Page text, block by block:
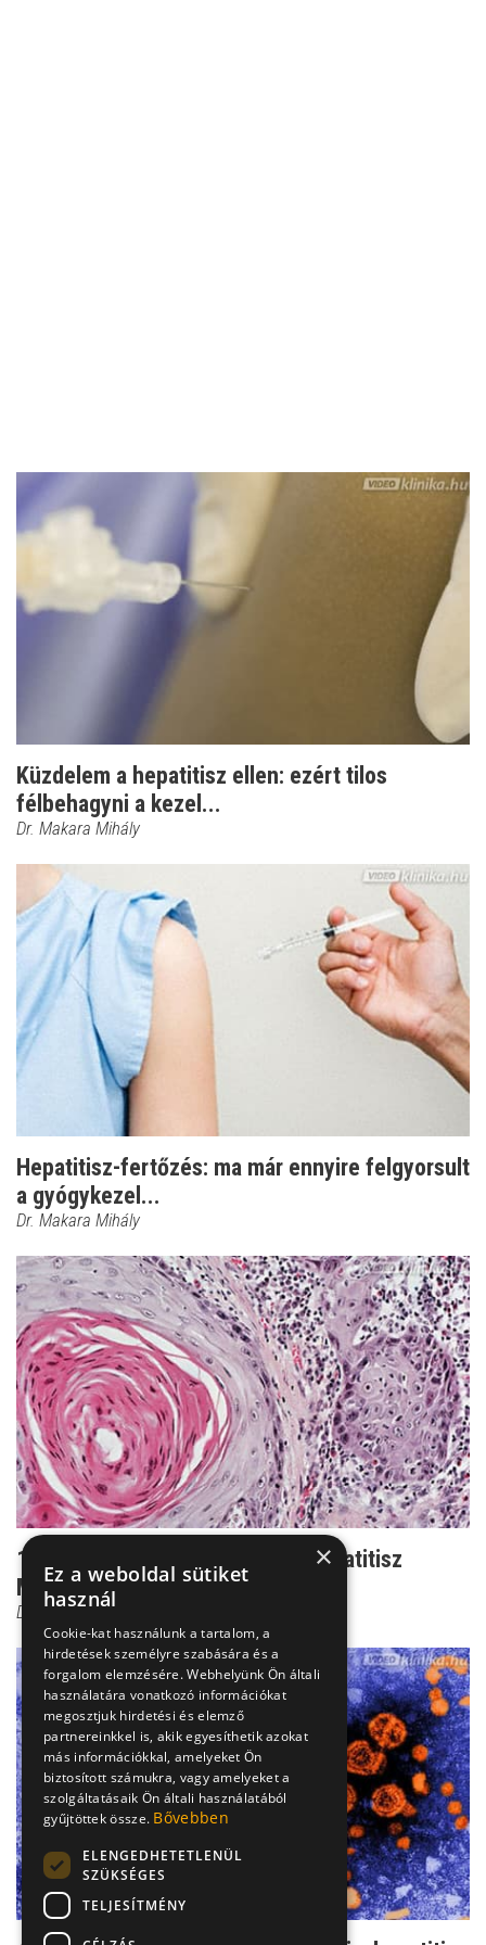
Küzdelem a hepatitisz ellen: ezért tilos
félbehagyni a kezel...
Dr. Makara Mihály
Hepatitisz-fertőzés: ma már ennyire felgyorsult
a gyógykezel...
Dr. Makara Mihály
100 000 beteg tünet nélkül - a hepatitisz
Magyarországon
Dr. Makara Mihály
×
Ez a weboldal sütiket
használ
Cookie-kat használunk a tartalom, a
hirdetések személyre szabására és a
forgalom elemzésére. Webhelyünk Ön általi
használatára vonatkozó információkat
megosztjuk hirdetési és elemző
partnereinkkel is, akik egyesíthetik azokat
más információkkal, amelyeket Ön
biztosított számukra, vagy amelyeket a
szolgáltatásaik Ön általi használatából
gyűjtöttek össze. Bővebben
ELENGEDHETETLENÜL
SZÜKSÉGES
TELJESÍTMÉNY